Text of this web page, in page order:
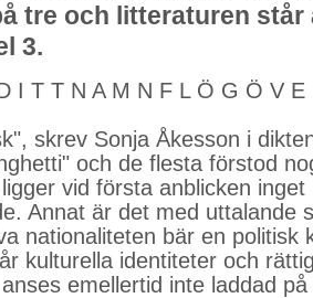
tre och litteraturen står
3.
I T T N A M N F L Ö G Ö V
skrev Sonja Åkesson i
och de flesta förstod
vid första anblicken
Annat är det med uttalande
nationaliteten bär en politisk
kulturella identiteter och
emellertid inte laddad